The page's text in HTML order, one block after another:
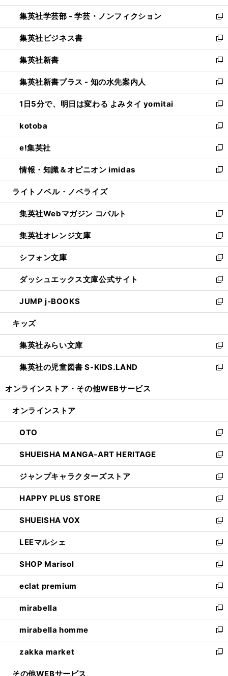
開
く
ウ
で
開
く
ン
ド
ウ
で
開
く
ウ
ィ
ン
ド
ウ
で
開
く
集英社学芸部 - 学芸・ノンフィクション
新
し
い
ウ
ィ
ン
ド
ウ
で
開
く
集英社ビジネス書
新
し
い
ウ
ィ
ン
ド
ウ
で
開
く
集英社新書
新
し
い
ウ
ィ
ン
ド
ウ
で
開
く
集英社新書プラス - 知の水先案内人
新
し
い
ウ
ィ
ン
ド
ウ
で
開
1日5分で、明日は変わる よみタイ yomitai
新
し
い
ウ
ィ
ン
ド
ウ
開
く
kotoba
新
し
い
ウ
ィ
ン
ウ
で
開
く
e!集英社
新
し
い
ウ
ン
ド
ウ
で
開
く
情報・知識＆オピニオン imidas
新
し
ウ
ィ
ン
ド
ウ
で
開
く
ライトノベル・ノベライズ
集英社Webマガジン コバルト
新
し
い
ウ
ィ
ン
ド
ウ
で
開
集英社オレンジ文庫
新
し
い
ウ
ィ
ン
ド
ウ
開
く
シフォン文庫
新
し
い
ウ
ィ
ン
ウ
で
開
く
ダッシュエックス文庫公式サイト
新
し
い
ウ
ン
ド
ウ
で
JUMP j-BOOKS
新
し
ウ
ィ
ン
ド
開
キッズ
集英社みらい文庫
新
し
い
ン
ウ
で
開
く
集英社の児童図書 S-KIDS.LAND
新
ウ
ン
ド
ウ
で
開
く
オンラインストア・ その他WEBサービス
オンラインストア
OTO
新
し
い
ウ
ィ
ン
ド
ウ
で
開
く
SHUEISHA MANGA-ART HERITAGE
新
し
い
ウ
ィ
ン
ド
ウ
で
開
く
ジャンプキャラクターズストア
新
し
い
ウ
ィ
ン
ド
ウ
で
開
く
HAPPY PLUS STORE
新
し
い
ウ
ィ
ン
ド
ウ
で
開
く
SHUEISHA VOX
新
し
い
ウ
ィ
ン
ド
ウ
で
開
く
LEEマルシェ
新
し
い
ウ
ィ
ン
ド
ウ
で
開
く
SHOP Marisol
新
し
い
ウ
ィ
ン
ド
ウ
で
開
eclat premium
新
し
い
ウ
ィ
ン
ド
ウ
mirabella
新
し
い
ウ
ィ
ン
mirabella homme
新
し
い
ウ
zakka market
新
し
その他WEBサービス